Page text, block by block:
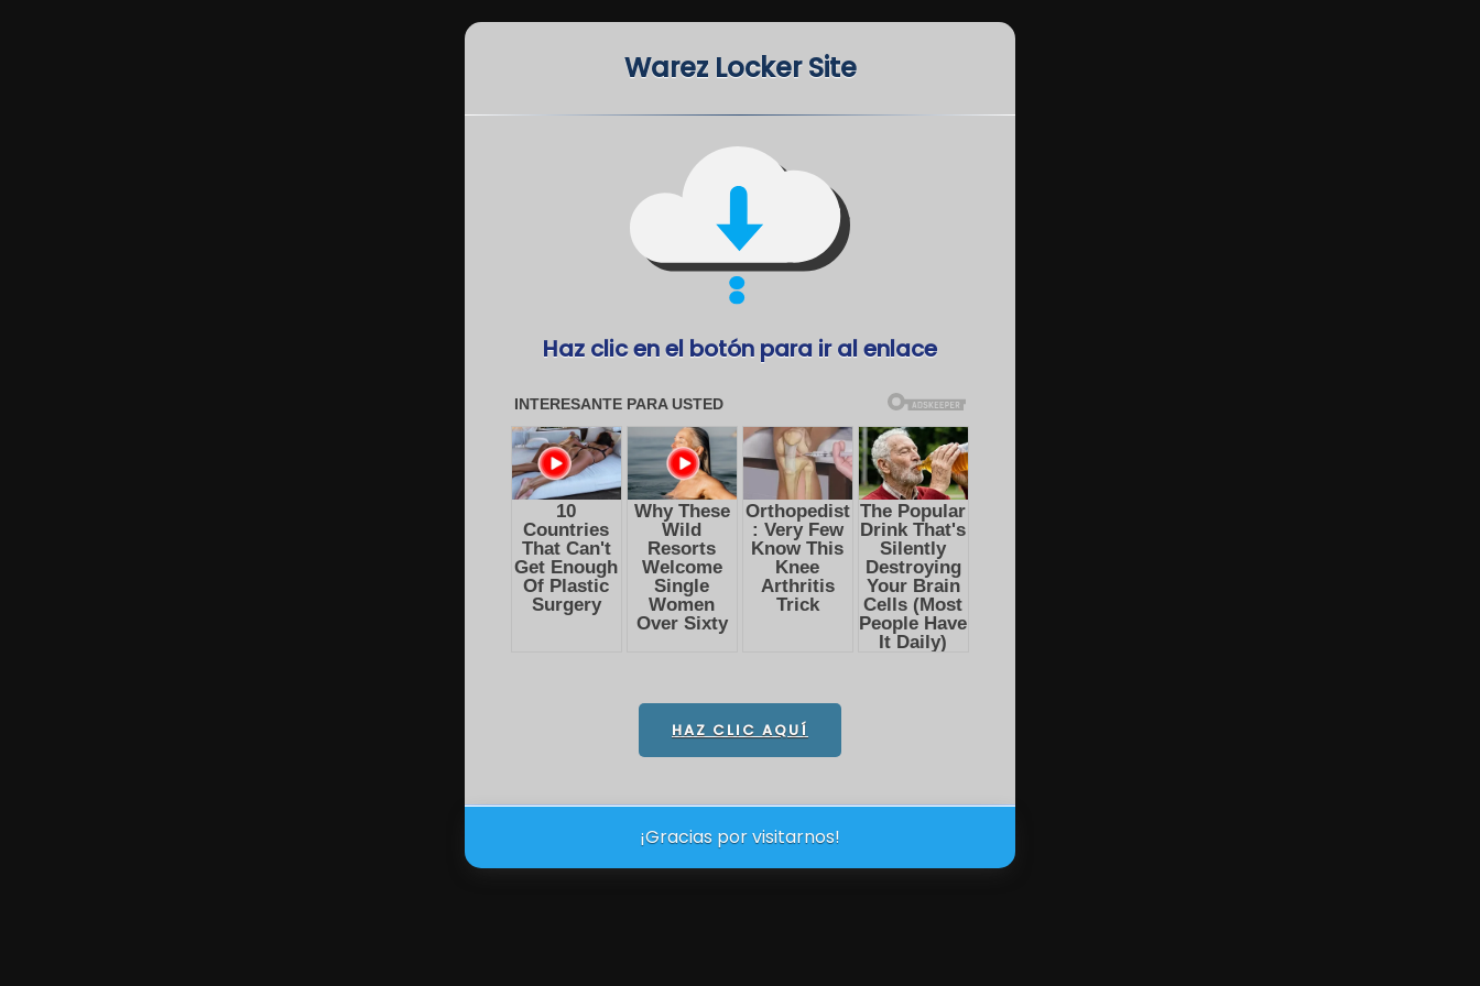
Warez Locker Site
Haz clic en el botón para ir al enlace
HAZ CLIC AQUÍ
¡Gracias por visitarnos!